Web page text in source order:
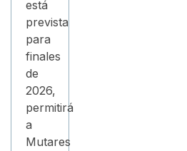
está
prevista
para
finales
de
2026,
permitirá
a
Mutares